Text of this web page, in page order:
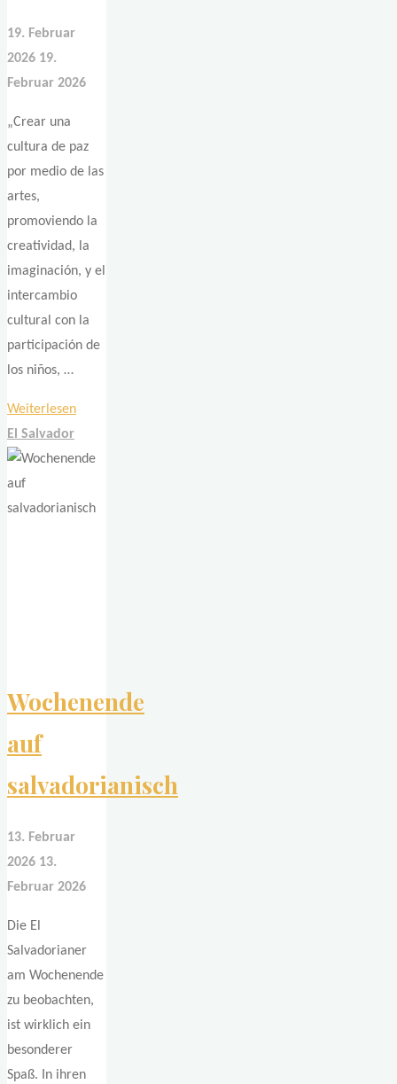
19. Februar
2026 19.
Februar 2026
„Crear una
cultura de paz
por medio de las
artes,
promoviendo la
creatividad, la
imaginación, y el
intercambio
cultural con la
participación de
los niños, …
Weiterlesen"Kunst,
Suchitoto"
El Salvador
Wochenende
auf
salvadorianisch
13. Februar
2026 13.
Februar 2026
Die El
Salvadorianer
am Wochenende
zu beobachten,
ist wirklich ein
besonderer
Spaß. In ihren